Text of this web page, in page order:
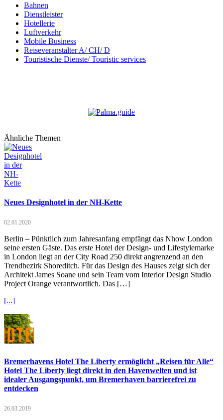
Bahnen
Dienstleister
Hotellerie
Luftverkehr
Mobile Business
Reiseveranstalter A/ CH/ D
Touristische Dienste/ Touristic services
Ähnliche Themen
Neues Designhotel in der NH-Kette
02.01.2020
Berlin – Pünktlich zum Jahresanfang empfängt das Nhow London
seine ersten Gäste. Das erste Hotel der Design- und Lifestylemarke
in London liegt an der City Road 250 direkt angrenzend an den
Trendbezirk Shoreditch. Für das Design des Hauses zeigt sich der
Architekt James Soane und sein Team vom Interior Design Studio
Project Orange verantwortlich. Das […]
[...]
Bremerhavens Hotel The Liberty ermöglicht „Reisen für Alle“
Hotel The Liberty liegt direkt in den Havenwelten und ist
idealer Ausgangspunkt, um Bremerhaven barrierefrei zu
entdecken
26.03.2019